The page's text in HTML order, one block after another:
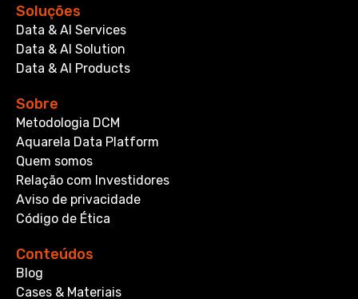
Soluções
Data & AI Services
Data & AI Solution
Data & AI Products
Sobre
Metodologia DCM
Aquarela Data Platform
Quem somos
Relação com Investidores
Aviso de privacidade
Código de Ética
Conteúdos
Blog
Cases & Materiais